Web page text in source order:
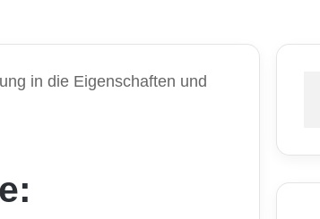
in die Eigenschaften und